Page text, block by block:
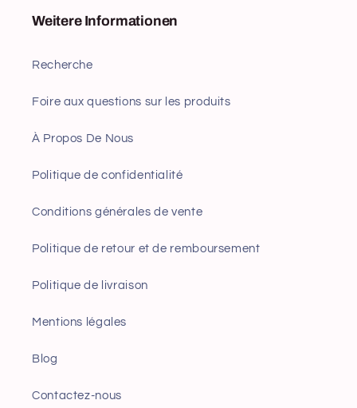
Weitere Informationen
Recherche
Foire aux questions sur les produits
À Propos De Nous
Politique de confidentialité
Conditions générales de vente
Politique de retour et de remboursement
Politique de livraison
Mentions légales
Blog
Contactez-nous